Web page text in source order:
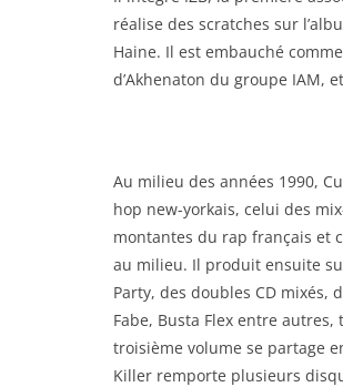
réalise des scratches sur
Haine. Il est embauché
d’Akhenaton du groupe IAM,
Au milieu des années 1990,
hop new-yorkais, celui des
montantes du rap français et
au milieu. Il produit ensuite
Party, des doubles CD mixés,
Fabe, Busta Flex entre
troisième volume se partage
Killer remporte plusieurs